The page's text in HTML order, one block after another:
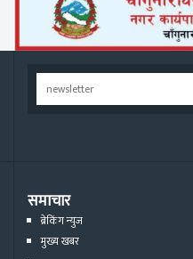
समाचार
ब्रेकिंग न्युज
मुख्य खबर